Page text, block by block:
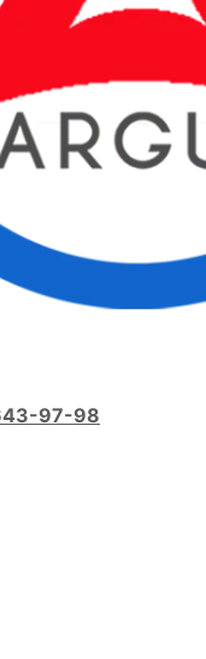
97-98